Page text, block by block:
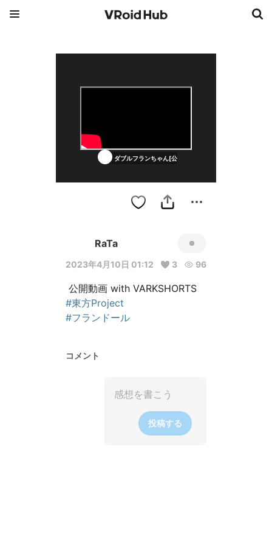
ダブルフランちゃん[公開中]
RaTa
2023年4月10日 01:12 3 96
#東方Project
#フランドール
コメント
投稿する